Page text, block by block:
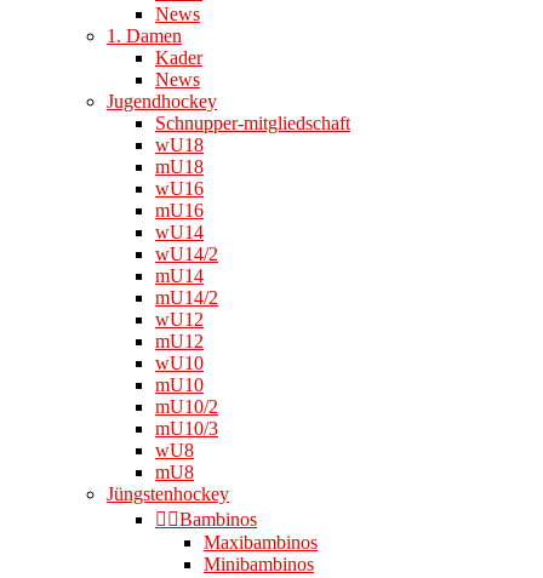
News
1. Damen
Kader
News
Jugendhockey
Schnupper-mitgliedschaft
wU18
mU18
wU16
mU16
wU14
wU14/2
mU14
mU14/2
wU12
mU12
wU10
mU10
mU10/2
mU10/3
wU8
mU8
Jüngstenhockey
👉🏻Bambinos
Maxibambinos
Minibambinos